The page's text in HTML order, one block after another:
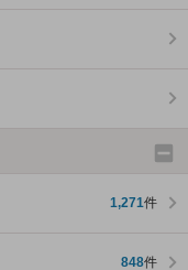
1,271件
848件